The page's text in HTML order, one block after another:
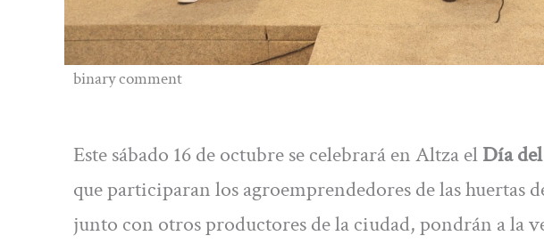
binary comment
Este sábado 16 de octubre se celebrará en Altza elDía
que participaran los agroemprendedores de las huertas
junto con otros productores de la ciudad, pondrán a la